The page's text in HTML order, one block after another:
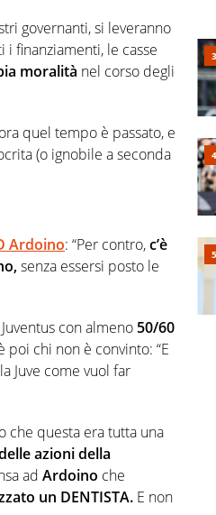
governanti, si leveranno
finanziamenti, le casse
moralità nel corso degli
quel tempo è passato, e
(o ignobile a seconda
Ardoino: “Per contro,c’è
senza essersi posto le
con almeno 50/60
poi chi non è convinto: “E
Juve come vuol far
che questa era tutta una
azioni della
ad Ardoino che
un DENTISTA. E non